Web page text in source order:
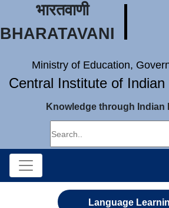
भारतवाणी
BHARATAVANI
Ministry of Education,
Central Institute of
Knowledge through Indian
Language